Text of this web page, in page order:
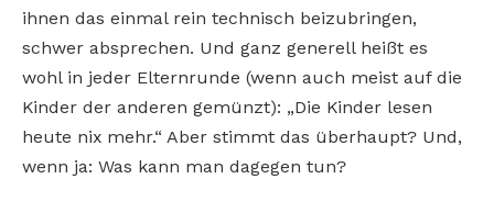
ihnen das einmal rein technisch beizubringen,
schwer absprechen. Und ganz generell heißt es
wohl in jeder Elternrunde (wenn auch meist auf die
Kinder der anderen gemünzt): „Die Kinder lesen
heute nix mehr.“ Aber stimmt das überhaupt? Und,
wenn ja: Was kann man dagegen tun?